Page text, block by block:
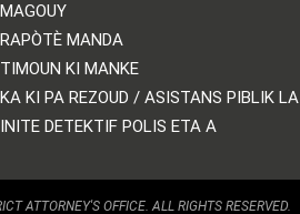
MAGOUY
RAPÒTÈ MANDA
TIMOUN KI MANKE
KA KI PA REZOUD / ASISTANS PIBLIK LA
INITE DETEKTIF POLIS ETA A
ATTORNEY'S OFFICE. ALL RIGHTS RESERVED.